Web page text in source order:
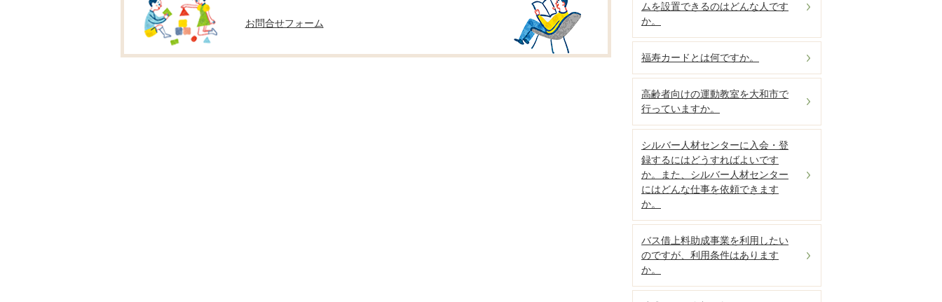
お問合せフォーム
ムを設置できるのはどんな人です
か。
福寿カードとは何ですか。
高齢者向けの運動教室を大和市で
行っていますか。
シルバー人材センターに入会・登
録するにはどうすればよいです
か。また、シルバー人材センター
にはどんな仕事を依頼できます
か。
バス借上料助成事業を利用したい
のですが、利用条件はあります
か。